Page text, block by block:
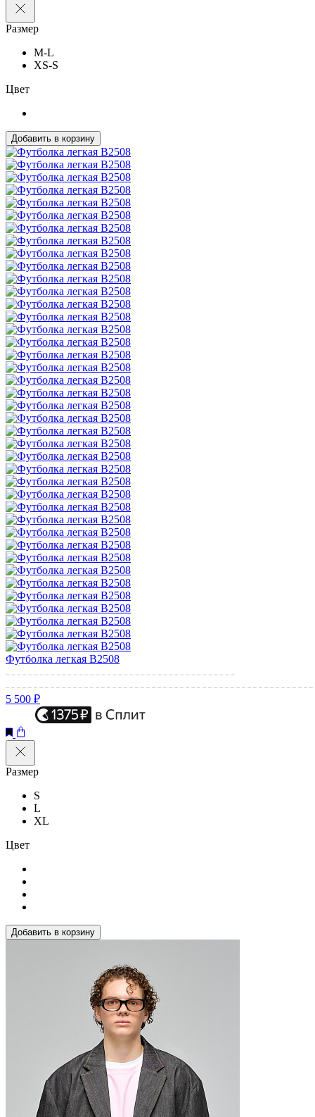
Размер
M-L
XS-S
Цвет
Добавить в корзину
Футболка легкая B2508
5 500 ₽
Размер
S
L
XL
Цвет
Добавить в корзину